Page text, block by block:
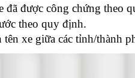
đã được công chứng theo
theo quy định.
xe giữa các tỉnh/thành